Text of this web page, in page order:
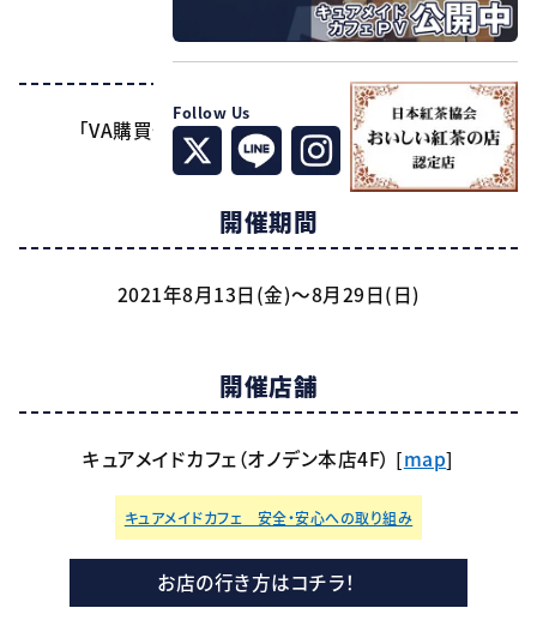
Follow Us
タイトル
「VA購買部出張所2021」開催記念 Keyカフェ
開催期間
2021年8月13日(金)～8月29日(日)
開催店舗
キュアメイドカフェ（オノデン本店4F） [map]
キュアメイドカフェ 安全・安心への取り組み
お店の行き方はコチラ！